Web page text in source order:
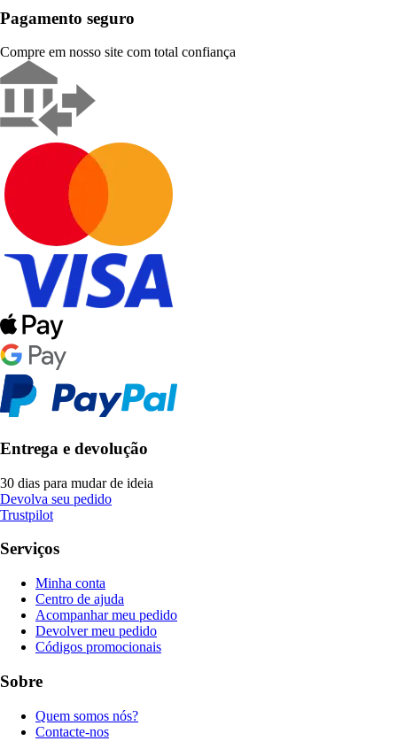
Pagamento seguro
Compre em nosso site com total confiança
Entrega e devolução
30 dias para mudar de ideia
Devolva seu pedido
Trustpilot
Serviços
Minha conta
Centro de ajuda
Acompanhar meu pedido
Devolver meu pedido
Códigos promocionais
Sobre
Quem somos nós?
Contacte-nos